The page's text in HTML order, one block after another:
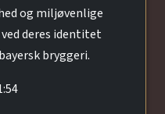
og miljøvenlige
deres identitet
bryggeri.